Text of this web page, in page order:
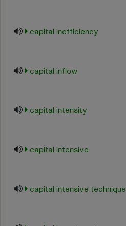
capital inefficiency
capital inflow
capital intensity
capital intensive
capital intensive technique